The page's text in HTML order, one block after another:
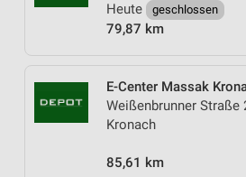
Heute
geschlossen
79,87 km
E-Center Massak
Weißenbrunner Straße
Kronach
85,61 km